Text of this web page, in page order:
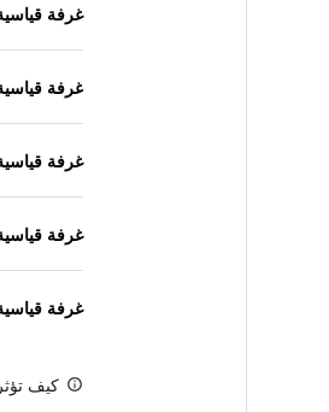
غرفة
غرفة قياسية، 1 سرير
غرفة
غرفة
غرفة
كيف